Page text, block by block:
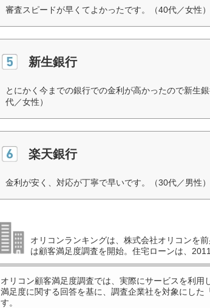
審査スピードが早くてよかったです。（40代／女性）
新生銀行
とにかく今までの銀行での金利が高かったので新生
代／女性）
楽天銀行
金利が安く、対応が丁寧で早いです。（30代／男性）
オリコンランキングは、株式会社オリコンを
は顧客満足度調査を開始。住宅ローンは、
オリコン顧客満足度調査では、実際にサービスを利用
満足度に関する回答を基に、調査企業社を対象にした
す。